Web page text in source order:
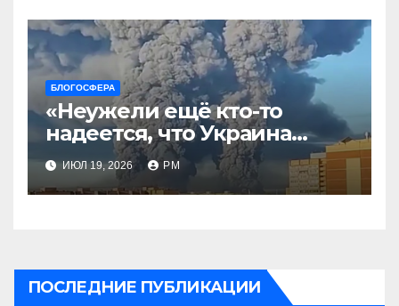
БЛОГОСФЕРА
«Неужели ещё кто-то
надеется, что Украина
будет действовать
непоследовательно?»
ИЮЛ 19, 2026 РМ
ПОСЛЕДНИЕ ПУБЛИКАЦИИ